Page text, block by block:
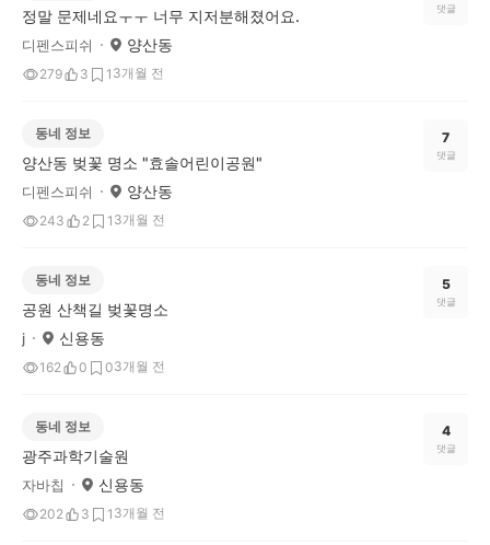
정말 문제네요ㅜㅜ 너무 지저분해졌어요.
디펜스피쉬 양산동
279 3 1 3개월 전
댓글
동네 정보
양산동 벚꽃 명소 "효솔어린이공원"
디펜스피쉬 양산동
243 2 1 3개월 전
7
댓글
동네 정보
공원 산책길 벚꽃명소
j 신용동
162 0 03개월 전
5
댓글
동네 정보
광주과학기술원
자바칩 신용동
202 3 1 3개월 전
4
댓글